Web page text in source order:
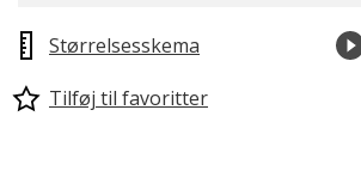
Størrelsesskema
Tilføj til favoritter